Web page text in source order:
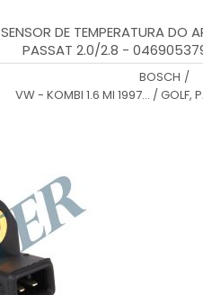
SENSOR DE TEMPERATURA DO
PASSAT 2.0/2.8 -
0280130039
BOSCH /
VW - KOMBI 1.6 MI 1997... / GOLF,